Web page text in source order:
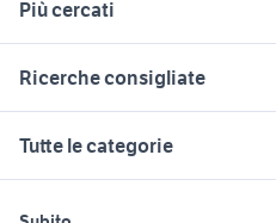
Più cercati
paraurti fiat 600
sporting motori
slitta sport
gla km zero
Ricerche consigliate
volkswagen touran
Tutte le categorie